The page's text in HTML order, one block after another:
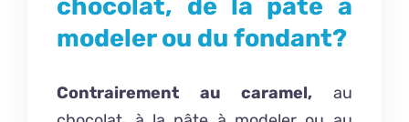
chocolat, de la pâte à
modeler ou du fondant?
Contrairement au caramel, au